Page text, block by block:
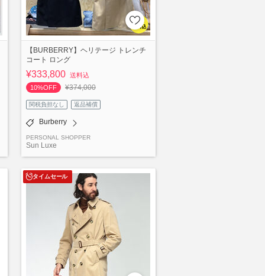
【BURBERRY】ヘリテージ トレンチ
コート ロング
¥333,800 送料込
10%OFF
¥374,000
関税負担なし 返品補償
Burberry
PERSONAL SHOPPER
Sun Luxe
タイムセール